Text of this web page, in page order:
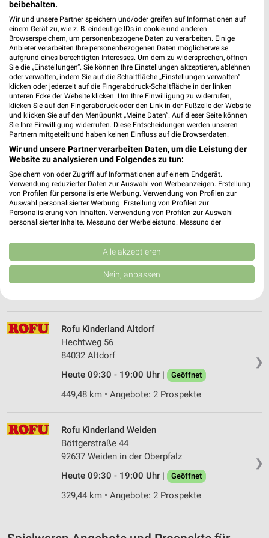
Ernsting's family Abensberg
Straubinger Straße 42
93326 Abensberg
Heute 09:00 - 19:00 Uhr | Geöffnet
426,64 km
Rofu Kinderland Amberg
92224 Amberg
Heute 09:00 - 19:00 Uhr | Geöffnet
359,26 km • Angebote: 2 Prospekte
❯
Am Bergsteig 1
92224 Amberg
Heute 09:00 - 20:00 Uhr |
❯
Rofu Kinderland Altdorf
Hechtweg 56
84032 Altdorf
Heute 09:30 - 19:00 Uhr |
Geöffnet
449,48 km • Angebote: 2 Prospekte
❯
Rofu Kinderland Weiden
Böttgerstraße 44
92637 Weiden in der Oberpfalz
Heute 09:30 - 19:00 Uhr |
Geöffnet
329,44 km • Angebote: 2 Prospekte
beibehalten.
Wir und unsere Partner speichern und/oder greifen auf Informationen auf
einem Gerät zu, wie z. B. eindeutige IDs in cookie und anderen
Browserspeichern, um personenbezogene Daten zu verarbeiten. Einige
Anbieter verarbeiten Ihre personenbezogenen Daten möglicherweise
aufgrund eines berechtigten Interesses. Um dem zu widersprechen, öffnen
Sie die „Einstellungen“. Sie können Ihre Einstellungen akzeptieren, ablehnen
oder verwalten, indem Sie auf die Schaltfläche „Einstellungen verwalten“
klicken oder jederzeit auf die Fingerabdruck-Schaltfläche in der linken
unteren Ecke der Website klicken. Um Ihre Einwilligung zu widerrufen,
klicken Sie auf den Fingerabdruck oder den Link in der Fußzeile der Website
und klicken Sie auf den Menüpunkt „Meine Daten“. Auf dieser Seite können
Sie Ihre Einwilligung widerrufen. Diese Entscheidungen werden unseren
Partnern mitgeteilt und haben keinen Einfluss auf die Browserdaten.
Wir und unsere Partner verarbeiten Daten, um die Leistung der
Website zu analysieren und Folgendes zu tun:
Speichern von oder Zugriff auf Informationen auf einem Endgerät.
Verwendung reduzierter Daten zur Auswahl von Werbeanzeigen. Erstellung
von Profilen für personalisierte Werbung. Verwendung von Profilen zur
Auswahl personalisierter Werbung. Erstellung von Profilen zur
Personalisierung von Inhalten. Verwendung von Profilen zur Auswahl
personalisierter Inhalte. Messung der Werbeleistung. Messung der
Kombinationen von Daten aus verschiedenen Quellen. Entwicklung und
Verbesserung der Angebote. Verwendung reduzierter Daten zur Auswahl
von Inhalten.
Daten können außerhalb der Europäischen Union weitergegeben und in die
Website/App.
Wir nutzen Ihre Daten für folgende Zwecke:
IAB-Verarbeitungszwecke:
Speichern von oder Zugriff auf Informationen
auf einem Endgerät
Verwendung reduzierter Daten zur Auswahl von
Erstellung von Profilen für personalisierte
Verwendung von Profilen zur Auswahl
personalisierter Werbung
Alle akzeptieren
Nein, anpassen